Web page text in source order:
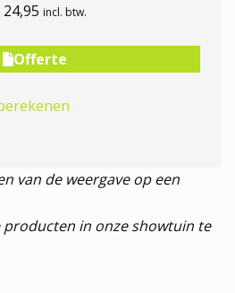
24,95 incl. btw.
winkelwagen
Offerte
van de weergave op een
producten in onze showtuin te